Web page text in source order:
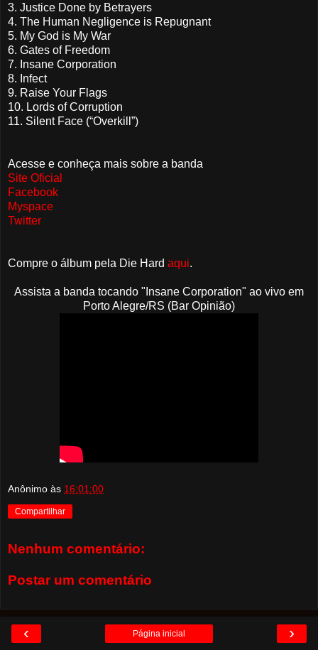
3. Justice Done by Betrayers
4. The Human Negligence is Repugnant
5. My God is My War
6. Gates of Freedom
7. Insane Corporation
8. Infect
9. Raise Your Flags
10. Lords of Corruption
11. Silent Face (“Overkill”)
Acesse e conheça mais sobre a banda
Site Oficial
Facebook
Myspace
Twitter
Compre o álbum pela Die Hard aqui.
Assista a banda tocando " Insane Corporation" ao vivo em
Porto Alegre/RS (Bar Opinião)
Anônimo às 16:01:00
Compartilhar
Nenhum comentário:
Postar um comentário
‹ ›
Página inicial